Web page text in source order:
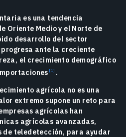
es una tendencia
Oriente Medio y el Norte de
desarrollo del sector
ante la creciente
el crecimiento demográfico
.
agrícola no es una
extremo supone un reto para
agrícolas han
agrícolas avanzadas,
de teledetección, para ayudar